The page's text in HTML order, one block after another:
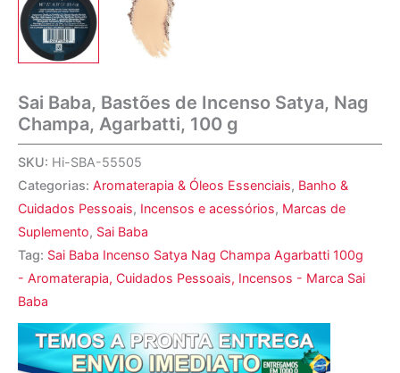
Sai Baba, Bastões de Incenso Satya, Nag
Champa, Agarbatti, 100 g
SKU: Hi-SBA-55505
Categorias: Aromaterapia & Óleos Essenciais, Banho &
Cuidados Pessoais, Incensos e acessórios, Marcas de
Suplemento, Sai Baba
Tag: Sai Baba Incenso Satya Nag Champa Agarbatti 100g
- Aromaterapia, Cuidados Pessoais, Incensos - Marca Sai
Baba